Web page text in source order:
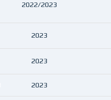
2022/2023
2023
2023
2023